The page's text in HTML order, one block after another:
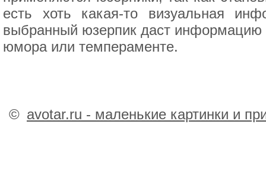
есть хоть какая-то визуальная
выбранный юзерпик даст информацию
юмора или темпераменте.
© avotar.ru - маленькие картинки и